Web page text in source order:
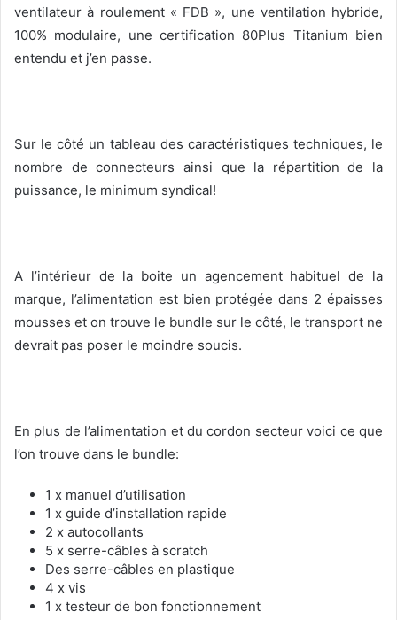
ventilateur à roulement « FDB », une ventilation hybride,
100% modulaire, une certification 80Plus Titanium bien
entendu et j’en passe.
Sur le côté un tableau des caractéristiques techniques, le
nombre de connecteurs ainsi que la répartition de la
puissance, le minimum syndical!
A l’intérieur de la boite un agencement habituel de la
marque, l’alimentation est bien protégée dans 2 épaisses
mousses et on trouve le bundle sur le côté, le transport ne
devrait pas poser le moindre soucis.
En plus de l’alimentation et du cordon secteur voici ce que
l’on trouve dans le bundle:
1 x manuel d’utilisation
1 x guide d’installation rapide
2 x autocollants
5 x serre-câbles à scratch
Des serre-câbles en plastique
4 x vis
1 x testeur de bon fonctionnement